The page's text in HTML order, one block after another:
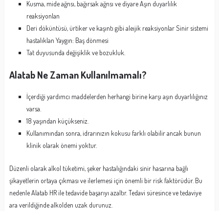
Kusma, mide ağnsı, bağırsak ağnsı ve diyare Aşın duyarlılık
reaksiyonlan
Deri döküntüsü, ürtiker ve kaşıntı gibi aleıjik reaksiyonlar Sinir sistemi
hastalıklan Yaygın: Baş dönmesi
Tat duyusunda değişiklik ve bozukluk.
Alatab Ne Zaman Kullanılmamalı?
İçerdiği yardımcı maddelerden herhangi birine karşı aşın duyarlılığınız
varsa.
18 yaşından küçükseniz.
Kullanımından sonra, idrarınızın kokusu farklı olabilir ancak bunun
klinik olarak önemi yoktur.
Düzenli olarak alkol tüketimi, şeker hastalığındaki sinir hasarına bağlı
şikayetlerin ortaya çıkması ve ilerlemesi için önemli bir risk faktörüdür. Bu
nedenle Alatab HR ile tedavide başarıyı azaltır. Tedavi süresince ve tedaviye
ara verildiğinde alkolden uzak durunuz.